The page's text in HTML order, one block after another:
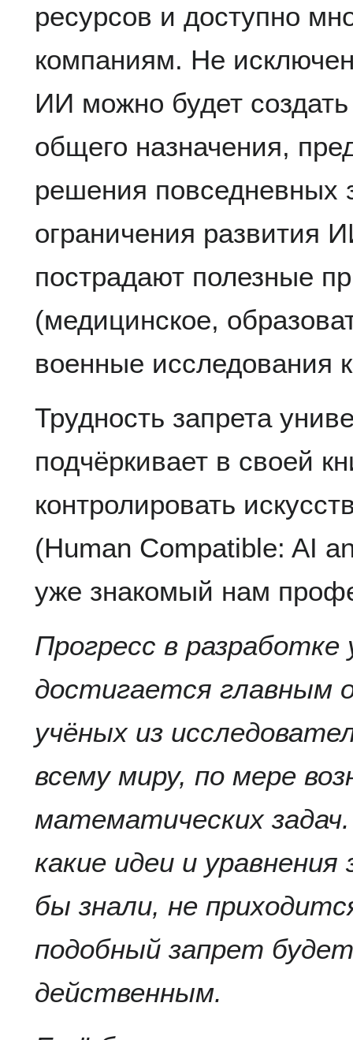
ресурсов и доступно
компаниям. Не
ИИ можно будет
общего назначения,
решения повседневных
ограничения развития
пострадают полезные
(медицинское,
военные исследования
Трудность запрета
подчёркивает в своей
контролировать
(Human Compatible: AI
уже знакомый нам
Прогресс в разработке
достигается главным
учёных из
всему миру, по мере
математических
какие идеи и
бы знали, не
подобный запрет
действенным.